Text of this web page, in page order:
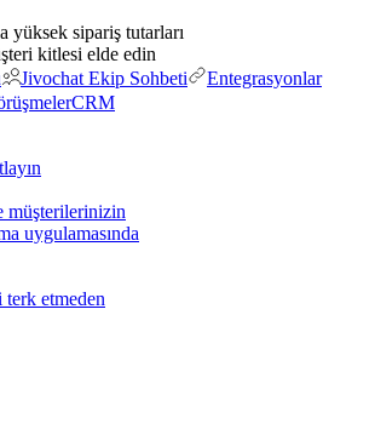
yüksek sipariş tutarları
kitlesi elde edin
Jivochat Ekip Sohbeti
Entegrasyonlar
CRM
müşterilerinizin
uygulamasında
etmeden